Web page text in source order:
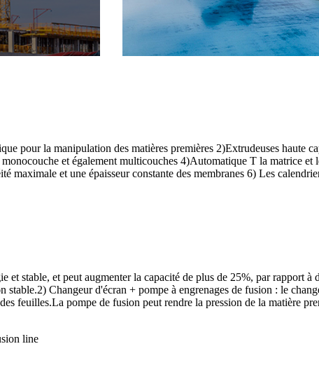
pour la manipulation des matières premières 2)Extrudeuses haute
et également multicouches 4)Automatique T la matrice
maximale et une épaisseur constante des membranes 6) Les
et stable, et peut augmenter la capacité de plus de 25%, par rapport
Changeur d'écran + pompe à engrenages de fusion : le
feuilles.La pompe de fusion peut rendre la pression de la matière